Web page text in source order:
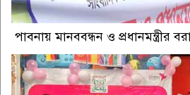
পাবনায় মানববন্ধন ও প্রধানমন্ত্রীর